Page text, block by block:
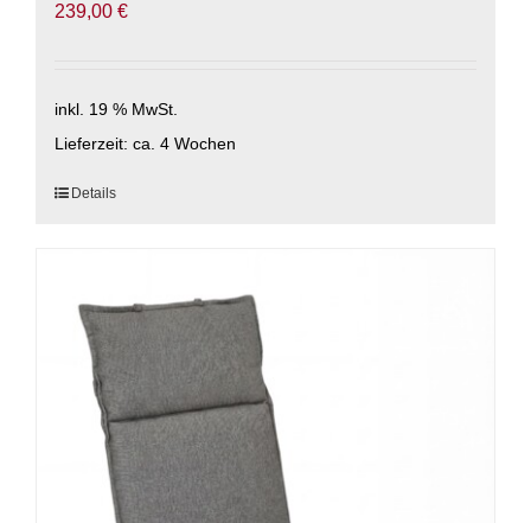
239,00 €
inkl. 19 % MwSt.
Lieferzeit: ca. 4 Wochen
Details